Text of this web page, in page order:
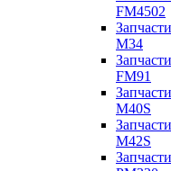
FM4502
M34
FM91
M40S
M42S